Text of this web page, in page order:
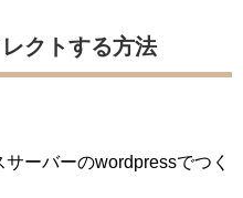
クトする方法
ーバーのwordpressでつく